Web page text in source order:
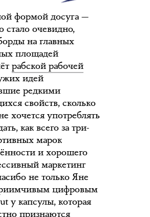
формой досуга —
очевидно,
на главных
площадей
рабской рабочей
идей
редкими
свойств, сколько
хочется употреблять
как всего за три-
марок
и хорошего
маркетинг
не только Яне
цифровым
у капсулы, которая
признаются